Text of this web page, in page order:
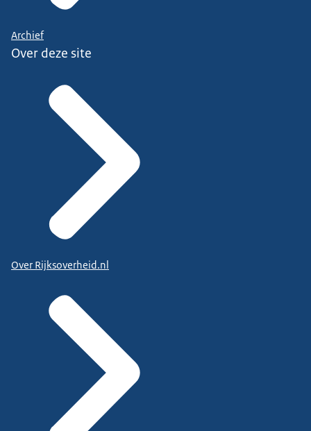
Archief
Over deze site
Over Rijksoverheid.nl